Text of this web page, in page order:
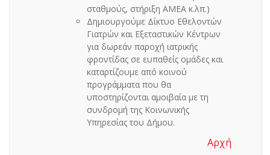
σταθμούς, στήριξη ΑΜΕΑ κ.λπ.)
Δημιουργούμε Δίκτυο Εθελοντών
Γιατρών και Εξεταστικών Κέντρων
για δωρεάν παροχή ιατρικής
φροντίδας σε ευπαθείς ομάδες και
καταρτίζουμε από κοινού
προγράμματα που θα
υποστηρίζονται αμοιβαία με τη
συνδρομή της Κοινωνικής
Υπηρεσίας του Δήμου.
Αρχή